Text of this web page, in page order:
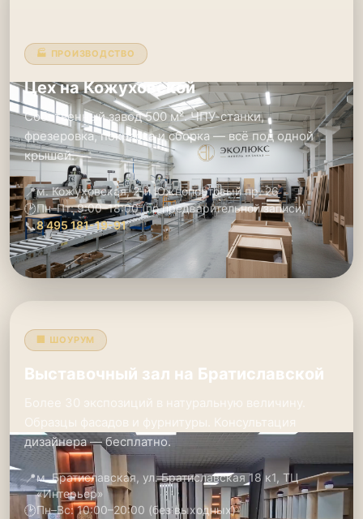
🏭 ПРОИЗВОДСТВО
Цех на Кожуховской
Собственный завод 500 м². ЧПУ-станки,
фрезеровка, покраска и сборка — всё под одной
крышей.
📍м. Кожуховская, 2-й Южнопортовый пр. 26
🕑Пн–Пт: 9:00–18:00 (по предварительной записи)
📞8 495 181-19-91
🏢 ШОУРУМ
Выставочный зал на Братиславской
Более 30 экспозиций в натуральную величину.
Образцы фасадов и фурнитуры. Консультация
дизайнера — бесплатно.
📍м. Братиславская, ул. Братиславская 18 к1, ТЦ
«Интерьер»
🕑Пн–Вс: 10:00–20:00 (без выходных)